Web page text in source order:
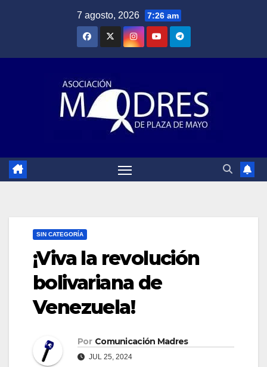
7 agosto, 2026 7:26 am
SIN CATEGORÍA
¡Viva la revolución
bolivariana de
Venezuela!
Por Comunicación Madres
JUL 25, 2024